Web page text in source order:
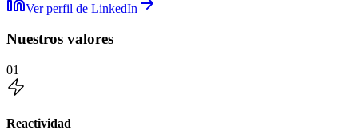
Ver perfil de LinkedIn
Nuestros valores
01
Reactividad